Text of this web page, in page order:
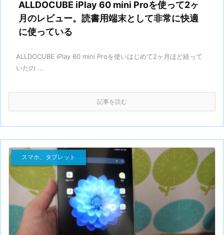
ALLDOCUBE iPlay 60 mini Proを使って2ヶ
月のレビュー。読書用端末として非常に快適
に使っている
ALLDOCUBE iPlay 60 mini Proを使いはじめて2ヶ月ほど経って
いたの ...
記事を読む
スマホ、タブレット